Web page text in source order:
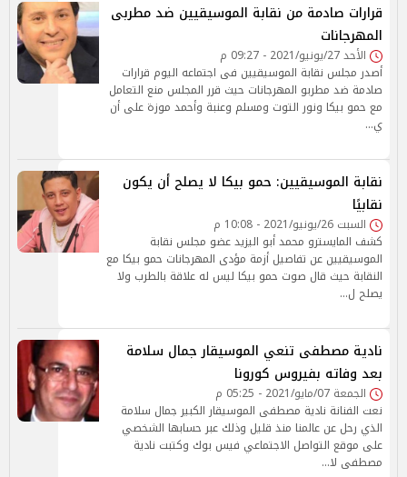
قرارات صادمة من نقابة الموسيقيين ضد مطربى
المهرجانات
الأحد 27/يونيو/2021 - 09:27 م
أصدر مجلس نقابة الموسيقيين فى اجتماعه اليوم قرارات
صادمة ضد مطربو المهرجانات حيث قرر المجلس منع التعامل
مع حمو بيكا ونور التوت ومسلم وعنبة وأحمد موزة على أن
ي…
نقابة الموسيقيين: حمو بيكا لا يصلح أن يكون
نقابيًا
السبت 26/يونيو/2021 - 10:08 م
كشف المايسترو محمد أبو اليزيد عضو مجلس نقابة
الموسيقيين عن تفاصيل أزمة مؤدى المهرجانات حمو بيكا مع
النقابة حيث قال صوت حمو بيكا ليس له علاقة بالطرب ولا
يصلح ل…
نادية مصطفى تنعي الموسيقار جمال سلامة
بعد وفاته بفيروس كورونا
الجمعة 07/مايو/2021 - 05:25 م
نعت الفنانة نادية مصطفى الموسيقار الكبير جمال سلامة
الذي رحل عن عالمنا منذ قليل وذلك عبر حسابها الشخصي
على موقع التواصل الاجتماعي فيس بوك وكتبت نادية
مصطفى لا…